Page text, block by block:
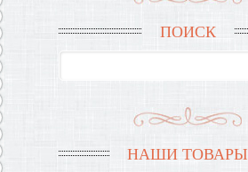
ПОИСК
НАШИ ТОВАРЫ